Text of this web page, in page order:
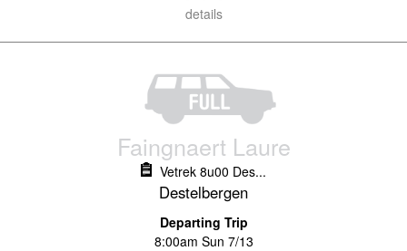
details
Faingnaert Laure
Vetrek 8u00 Des...
Destelbergen
Departing Trip
8:00am Sun 7/13